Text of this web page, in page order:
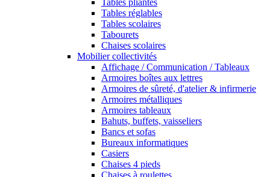
Tables pliantes
Tables réglables
Tables scolaires
Tabourets
Chaises scolaires
Mobilier collectivités
Affichage / Communication / Tableaux
Armoires boîtes aux lettres
Armoires de sûreté, d'atelier & infirmerie
Armoires métalliques
Armoires tableaux
Bahuts, buffets, vaisseliers
Bancs et sofas
Bureaux informatiques
Casiers
Chaises 4 pieds
Chaises à roulettes